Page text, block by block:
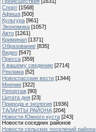
Спорт [1568]
Афиша [500]
Культура [961]
Экономика [1057]
Авто [1261]
Криминал [1371]
Образование [835]
Видео [547]
Пресса [359]
К вашему сведению [2714]
Реклама [52]
Новоспасские вести [1344]
Мнение [322]
Репортаж [90]
Цитата дня [23]
Природа и экология [1936]
ТАЛАНТЫ РАЙОНА [204]
Новости Южного куста [243]
Новости соседних районов
Новости сельских поселений района